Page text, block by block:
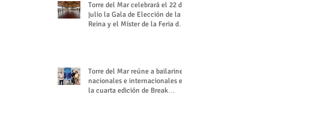
Torre del Mar celebrará el 22 de
julio la Gala de Elección de la
Reina y el Míster de la Feria de
Torre del Mar reúne a bailarines
nacionales e internacionales en
la cuarta edición de Break